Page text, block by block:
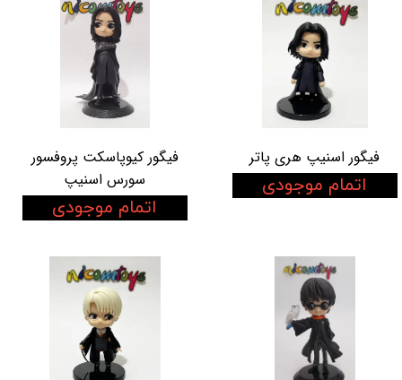
فیگور اسنیپ هری پاتر
اتمام موجودی
فیگور کیوپاسکت پروفسور
سورس اسنیپ
اتمام موجودی